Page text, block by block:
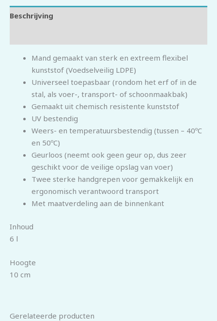
Beschrijving
Mand gemaakt van sterk en extreem flexibel
kunststof (Voedselveilig LDPE)
Universeel toepasbaar (rondom het erf of in de
stal, als voer-, transport- of schoonmaakbak)
Gemaakt uit chemisch resistente kunststof
UV bestendig
Weers- en temperatuursbestendig (tussen – 40ºC
en 50ºC)
Geurloos (neemt ook geen geur op, dus zeer
geschikt voor de veilige opslag van voer)
Twee sterke handgrepen voor gemakkelijk en
ergonomisch verantwoord transport
Met maatverdeling aan de binnenkant
Inhoud
6 l
Hoogte
10 cm
Gerelateerde producten